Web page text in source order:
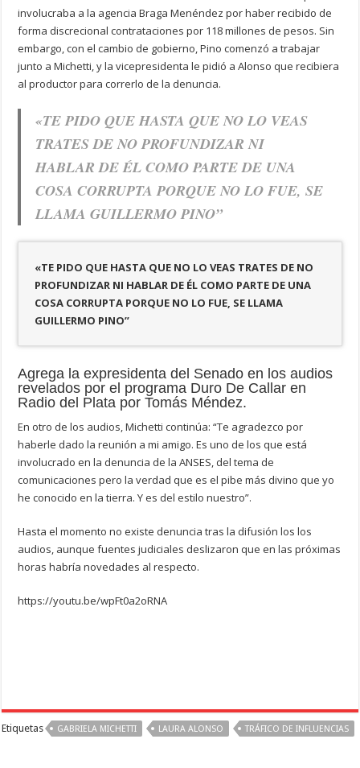
involucraba a la agencia Braga Menéndez por haber recibido de
forma discrecional contrataciones por 118 millones de pesos. Sin
embargo, con el cambio de gobierno, Pino comenzó a trabajar
junto a Michetti, y la vicepresidenta le pidió a Alonso que recibiera
al productor para correrlo de la denuncia.
«TE PIDO QUE HASTA QUE NO LO VEAS
TRATES DE NO PROFUNDIZAR NI
HABLAR DE ÉL COMO PARTE DE UNA
COSA CORRUPTA PORQUE NO LO FUE, SE
LLAMA GUILLERMO PINO”
«TE PIDO QUE HASTA QUE NO LO VEAS TRATES DE NO
PROFUNDIZAR NI HABLAR DE ÉL COMO PARTE DE UNA
COSA CORRUPTA PORQUE NO LO FUE, SE LLAMA
GUILLERMO PINO”
Agrega la expresidenta del Senado en los audios
revelados por el programa Duro De Callar en
Radio del Plata por Tomás Méndez.
En otro de los audios, Michetti continúa: “Te agradezco por
haberle dado la reunión a mi amigo. Es uno de los que está
involucrado en la denuncia de la ANSES, del tema de
comunicaciones pero la verdad que es el pibe más divino que yo
he conocido en la tierra. Y es del estilo nuestro”.
Hasta el momento no existe denuncia tras la difusión los los
audios, aunque fuentes judiciales deslizaron que en las próximas
horas habría novedades al respecto.
https://youtu.be/wpFt0a2oRNA
Etiquetas GABRIELA MICHETTI LAURA ALONSO TRÁFICO DE INFLUENCIAS